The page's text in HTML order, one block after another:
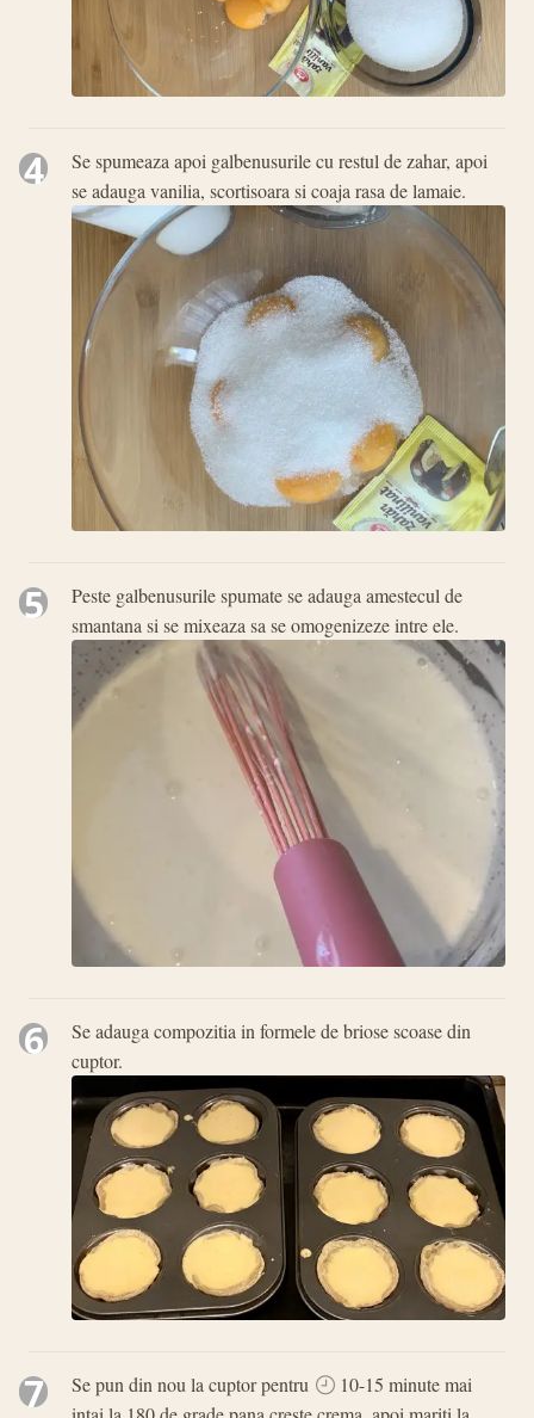
4
Se spumeaza apoi galbenusurile cu restul de zahar, apoi
se adauga vanilia, scortisoara si coaja rasa de lamaie.
5
Peste galbenusurile spumate se adauga amestecul de
smantana si se mixeaza sa se omogenizeze intre ele.
6
Se adauga compozitia in formele de briose scoase din
cuptor.
7 Se pun din nou la cuptor pentru
10-15 minute mai